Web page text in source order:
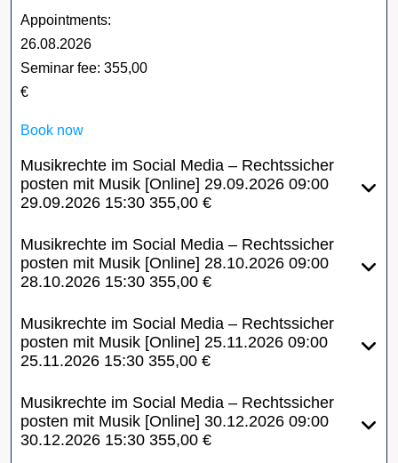
Appointments:
26.08.2026
Seminar fee: 355,00
€
Book now
Musikrechte im Social Media – Rechtssicher
posten mit Musik [Online] 29.09.2026 09:00
29.09.2026 15:30 355,00 €
Musikrechte im Social Media – Rechtssicher
posten mit Musik [Online] 28.10.2026 09:00
28.10.2026 15:30 355,00 €
Musikrechte im Social Media – Rechtssicher
posten mit Musik [Online] 25.11.2026 09:00
25.11.2026 15:30 355,00 €
Musikrechte im Social Media – Rechtssicher
posten mit Musik [Online] 30.12.2026 09:00
30.12.2026 15:30 355,00 €